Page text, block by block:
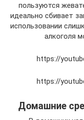
пользуются
идеально сбивает
использовании
алкоголя
https://
https://
Домашние